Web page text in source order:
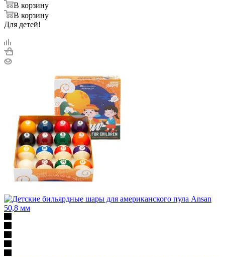
В корзину
В корзину
Для детей!